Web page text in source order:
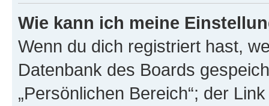
Wie kann ich meine
Wenn du dich registriert hast,
Datenbank des Boards
„Persönlichen Bereich“; der